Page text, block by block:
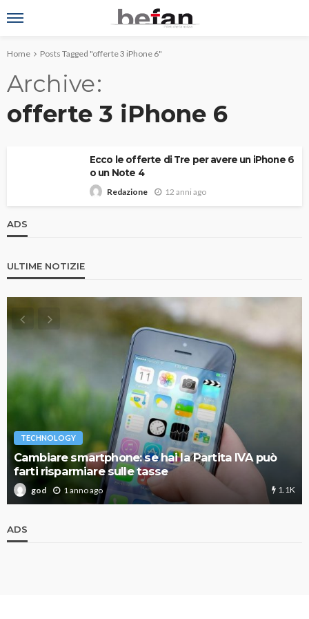
Home Posts Tagged "offerte 3 iPhone 6"
Archive
offerte 3 iPhone 6
Ecco le offerte di Tre per avere un iPhone 6
o un Note 4
Redazione 12 anni ago
ADS
ULTIME NOTIZIE
TECHNOLOGY
Cambiare smartphone: se hai la Partita IVA può
farti risparmiare sulle tasse
god 1 anno ago 1.1K
ADS